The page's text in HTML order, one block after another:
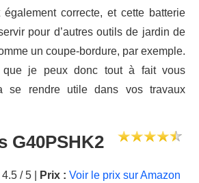
également correcte, et cette batterie
pour d’autres outils de jardin de
un coupe-bordure, par exemple.
que je peux donc tout à fait vous
se rendre utile dans vos travaux
G40PSHK2
4.5 / 5 | Prix : Voir le prix sur Amazon